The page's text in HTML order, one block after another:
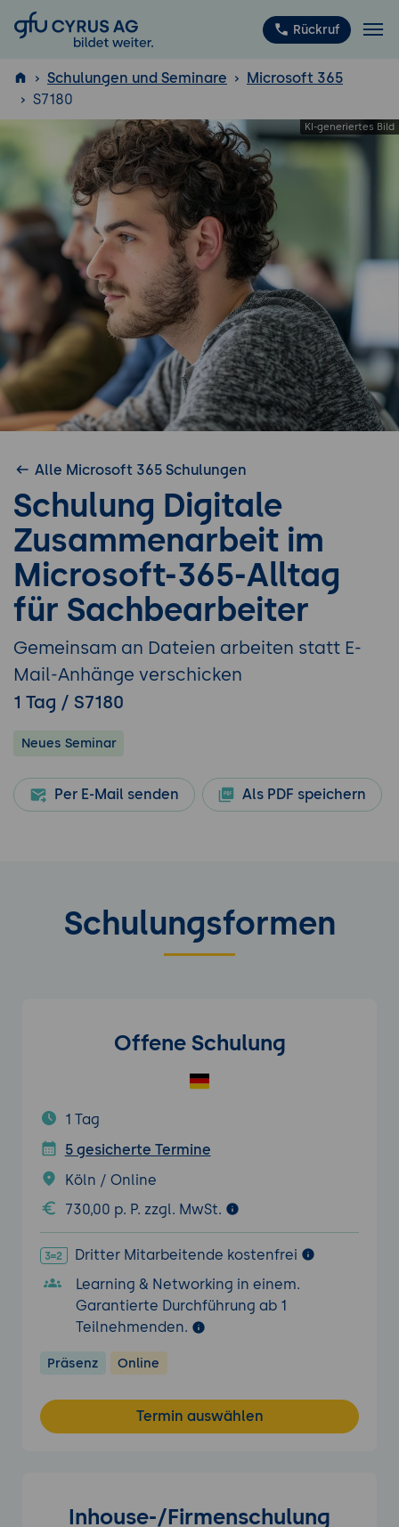
GFU Cyrus AG Rückruf
ISTQB ®
Schulungen und Seminare
Microsoft 365
S7180
Alle Microsoft 365 Schulungen
Schulung Digitale
Zusammenarbeit im
Microsoft-365-Alltag
für Sachbearbeiter
Gemeinsam an Dateien arbeiten statt E-
Mail-Anhänge verschicken
1 Tag / S7180
Neues Seminar
Per E-Mail senden Als PDF speichern
Schulungsformen
Offene Schulung
1 Tag
5 gesicherte Termine
Köln / Online
730,00 p. P. zzgl. MwSt.
Dritter Mitarbeitende kostenfrei
Learning & Networking in einem.
Garantierte Durchführung ab 1
Teilnehmenden.
Präsenz Online
Termin auswählen
Inhouse-/Firmenschulung